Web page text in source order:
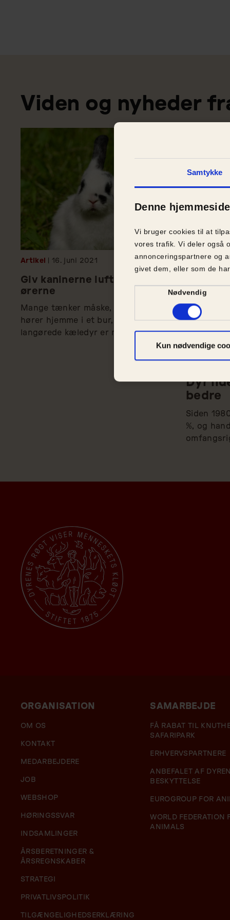
Samtykke
Denne
Vi bruger cookies til at
vores trafik. Vi deler også
annonceringspartnere og
givet dem, eller som de
SamtykkevalgNødvendig
Kun nødvendige
Viden og nyheder
Artikel | 16. juni 2021
Giv kaninerne luft under
ørerne
Mange tænker måske, at kaniner
hører hjemme i et bur, men de
langørede kæledyr er meget aktive
og har stort behov for at bevæge
Dyr
bedre
Siden
%, og
ORGANISATION
OM OS
KONTAKT
MEDARBEJDERE
JOB
WEBSHOP
HØRINGSSVAR
INDSAMLINGER
ÅRSBERETNINGER &
ÅRSREGNSKABER
STRATEGI
PRIVATLIVSPOLITIK
TILGÆNGELIGHEDSERKLÆRING
SAMARBEJDE
FÅ RABAT TIL
SAFARIPARK
ERHVERVSPARTNERE
ANBEFALET AF
BESKYTTELSE
EUROGROUP FOR
WORLD FEDERATION
ANIMALS